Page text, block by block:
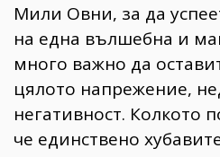
Мили Овни, за да
на една вълшебна и
много важно да
цялото напрежение,
негативност. Колкото
че единствено